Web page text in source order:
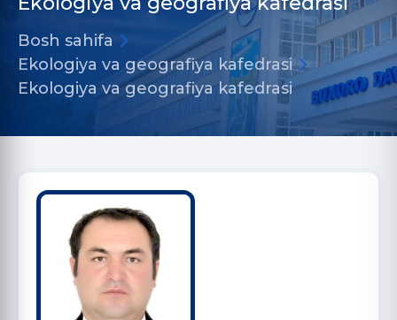
Bosh sahifa
Ekologiya va geografiya kafedrasi
Ekologiya va geografiya kafedrasi